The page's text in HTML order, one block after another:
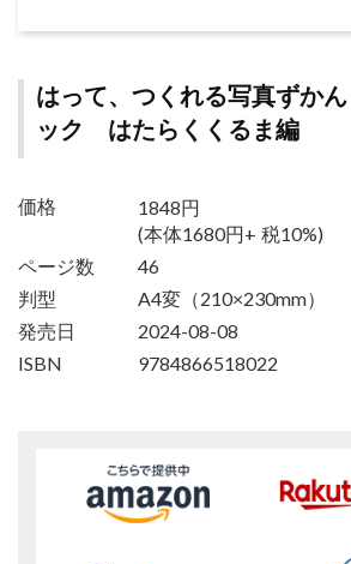
はって、つくれる写真ずか
ック はたらくくるま編
価格
1848円
(本体1680円+ 税10%)
ページ数
46
判型
A4変（210×230mm）
発売日
2024-08-08
ISBN
9784866518022